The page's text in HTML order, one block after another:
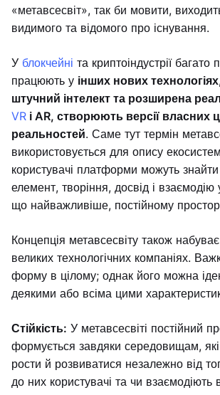
«метавсесвіт», так би мовити,
видимого та відомого про існування.
У блокчейні та криптоіндустрії багато
працюють у інших нових
штучний інтелект та розширена
VR і AR, створюють версії власних
реальностей. Саме тут термін
використовується для опису
користувачі платформи можуть
елемент, творіння, досвід і взаємодію
що найважливіше, постійному
Концепція метавсесвіту також
великих технологічних компаніях.
форму в цілому; однак його можна
деякими або всіма цими
Стійкість: У метавсесвіті постійний
формується завдяки середовищам,
рости й розвиватися незалежно від
до них користувачі та чи взаємодіють